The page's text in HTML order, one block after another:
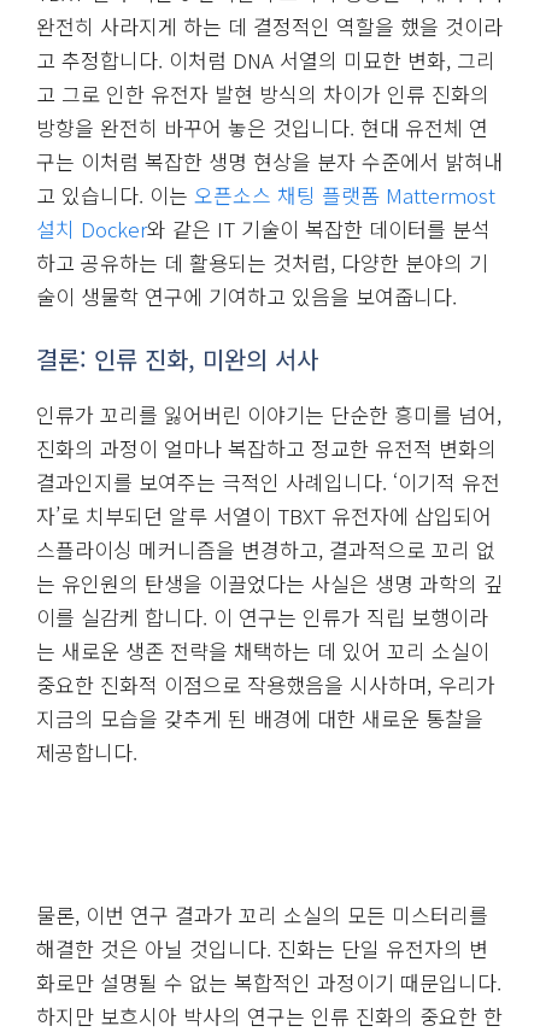
완전히 사라지게 하는 데 결정적인 역할을 했을 것이라
고 추정합니다. 이처럼 DNA 서열의 미묘한 변화, 그리
고 그로 인한 유전자 발현 방식의 차이가 인류 진화의
방향을 완전히 바꾸어 놓은 것입니다. 현대 유전체 연
구는 이처럼 복잡한 생명 현상을 분자 수준에서 밝혀내
고 있습니다. 이는 오픈소스 채팅 플랫폼 Mattermost
설치 Docker와 같은 IT 기술이 복잡한 데이터를 분석
하고 공유하는 데 활용되는 것처럼, 다양한 분야의 기
술이 생물학 연구에 기여하고 있음을 보여줍니다.
결론: 인류 진화, 미완의 서사
인류가 꼬리를 잃어버린 이야기는 단순한 흥미를 넘어,
진화의 과정이 얼마나 복잡하고 정교한 유전적 변화의
결과인지를 보여주는 극적인 사례입니다. ‘이기적 유전
자’로 치부되던 알루 서열이 TBXT 유전자에 삽입되어
스플라이싱 메커니즘을 변경하고, 결과적으로 꼬리 없
는 유인원의 탄생을 이끌었다는 사실은 생명 과학의 깊
이를 실감케 합니다. 이 연구는 인류가 직립 보행이라
는 새로운 생존 전략을 채택하는 데 있어 꼬리 소실이
중요한 진화적 이점으로 작용했음을 시사하며, 우리가
지금의 모습을 갖추게 된 배경에 대한 새로운 통찰을
제공합니다.
물론, 이번 연구 결과가 꼬리 소실의 모든 미스터리를
해결한 것은 아닐 것입니다. 진화는 단일 유전자의 변
화로만 설명될 수 없는 복합적인 과정이기 때문입니다.
하지만 보흐시아 박사의 연구는 인류 진화의 중요한 한